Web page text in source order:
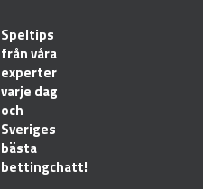
Speltips
från våra
experter
varje dag
och
Sveriges
bästa
bettingchatt!